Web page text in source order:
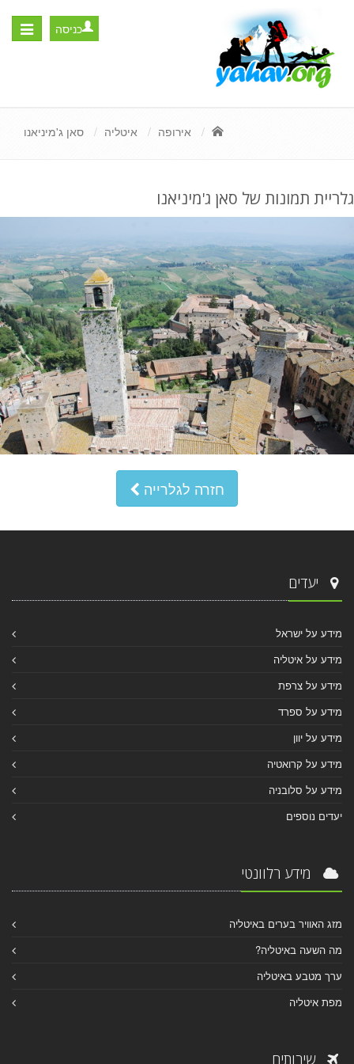
Toggle
כניסה
אירופה איטליה סאן ג'מיניאנו
גלריית תמונות של סאן ג'מיניאנו
חזרה לגלרייה
יעדים
מידע על ישראל
מידע על איטליה
מידע על צרפת
מידע על ספרד
מידע על יוון
מידע על קרואטיה
מידע על סלובניה
יעדים נוספים
מידע רלוונטי
מזג האוויר בערים באיטליה
מה השעה באיטליה?
ערך מטבע באיטליה
מפת איטליה
שירותים